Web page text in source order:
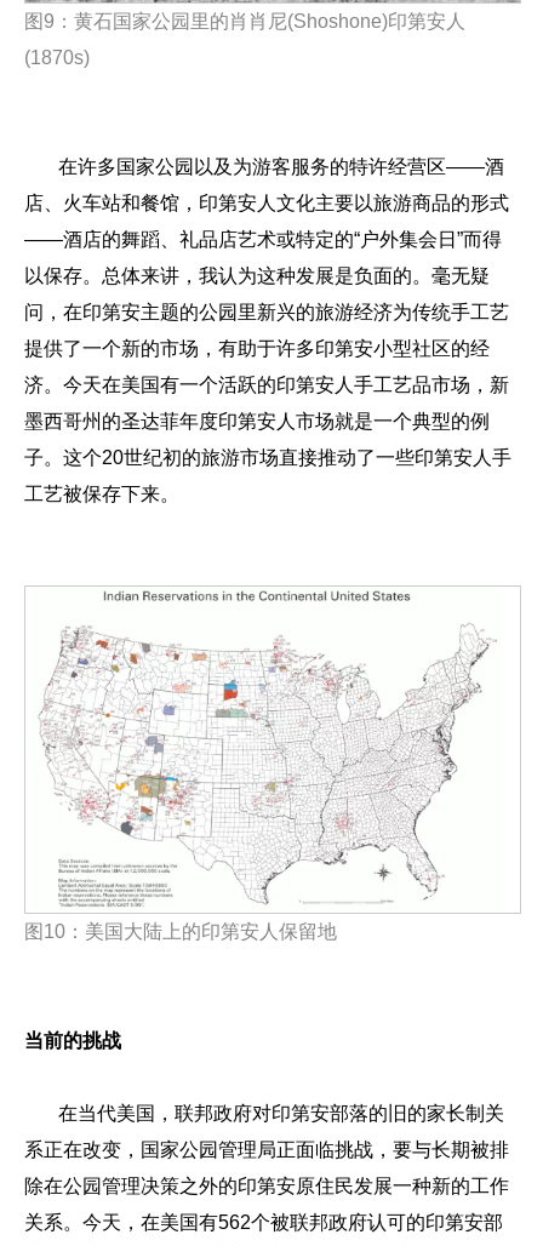
图 9 ：黄石国家公园里的肖肖尼(Shoshone)印第安人
(1870s)
在许多国家公园以及为游客服务的特许经营区——酒
店、火车站和餐馆，印第安人文化主要以旅游商品的形式
——酒店的舞蹈、礼品店艺术或特定的“户外集会日”而得
以保存。总体来讲，我认为这种发展是负面的。毫无疑
问，在印第安主题的公园里新兴的旅游经济为传统手工艺
提供了一个新的市场，有助于许多印第安小型社区的经
济。今天在美国有一个活跃的印第安人手工艺品市场，新
墨西哥州的圣达菲年度印第安人市场就是一个典型的例
子。这个20世纪初的旅游市场直接推动了一些印第安人手
工艺被保存下来。
图 10 ：美国大陆上的印第安人保留地
当前的挑战
在当代美国，联邦政府对印第安部落的旧的家长制关
系正在改变，国家公园管理局正面临挑战，要与长期被排
除在公园管理决策之外的印第安原住民发展一种新的工作
关系。今天，在美国有562个被联邦政府认可的印第安部